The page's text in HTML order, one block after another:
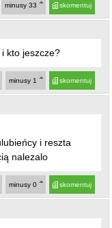
skomentuj
minusy 33
kto jeszcze?
skomentuj
minusy 1
i reszta
nalezalo
skomentuj
minusy 0